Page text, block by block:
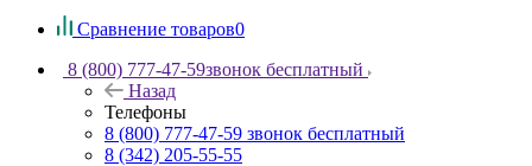
Сравнение товаров0
8 (800) 777-47-59звонок бесплатный
Назад
Телефоны
8 (800) 777-47-59 звонок бесплатный
8 (342) 205-55-55